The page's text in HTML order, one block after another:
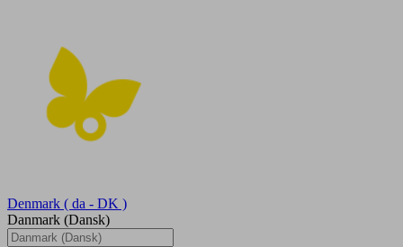
Denmark ( da - DK )
Danmark (Dansk)